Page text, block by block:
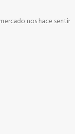
nos hace sentir